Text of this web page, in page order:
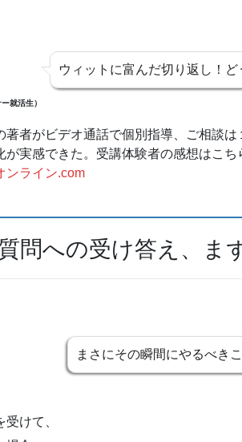
就活生）
ウィットに富んだ切り返し！
者がビデオ通話で個別指導、ご相談は
実感できた。受講体験者の感想はこち
ンライン.com
問への受け答え、ま
まさにその瞬間にやるべき
けて、